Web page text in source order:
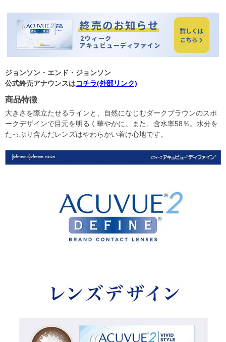
ジョンソン・エンド・ジョンソン
公式終売アナウンスはコチラ(外部リンク)
商品特徴
大きさを際立たせるラインと、自然になじむダークブラウンのスポ
ークデザインで目元を明るく華やかに。また、含水率58％。水分を
たっぷり含んだレンズはやわらかい着け心地です。